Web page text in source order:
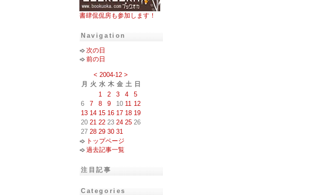
書肆侃侃房も参加します！
Navigation
次の日
前の日
< 2004-12 >
月
火 水 木 金 土 日
1
2 3 4
5
6
7 8 9 10 11 12
13 14 15 16 17 18 19
20 21 22 23 24 25 26
27 28 29 30 31
トップページ
過去記事一覧
注目記事
Categories